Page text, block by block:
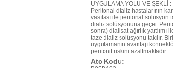
UYGULAMA YOLU VE ŞEKLİ :
Peritonal dializ hastalarının
vasıtası ile peritonal solüsyon
dializ solüsyonuna geçer.
sonra) dialisat ağırlık
taze dializ solüsyonu takılır.
uygulamanın avantajı
peritonit riskini azaltmaktadır.
Atc Kodu: